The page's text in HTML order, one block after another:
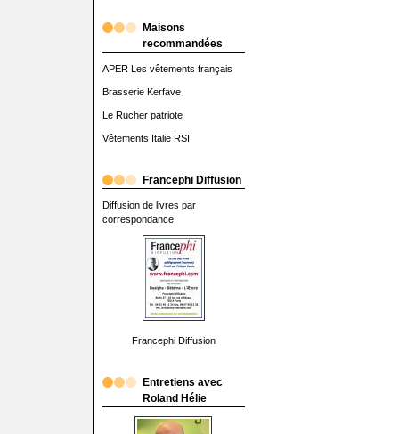
Maisons
recommandées
APER Les vêtements français
Brasserie Kerfave
Le Rucher patriote
Vêtements Italie RSI
Francephi Diffusion
Diffusion de livres par
correspondance
Francephi Diffusion
Entretiens avec
Roland Hélie